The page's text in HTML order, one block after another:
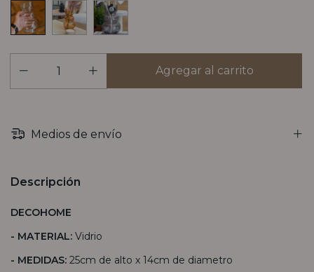
Medios de envío
Descripción
DECOHOME
- MATERIAL: Vidrio
- MEDIDAS: 25cm de alto x 14cm de diametro